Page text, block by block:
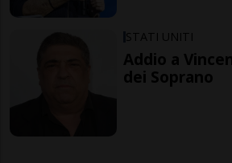
STATI UNITI
Addio a
dei Soprano